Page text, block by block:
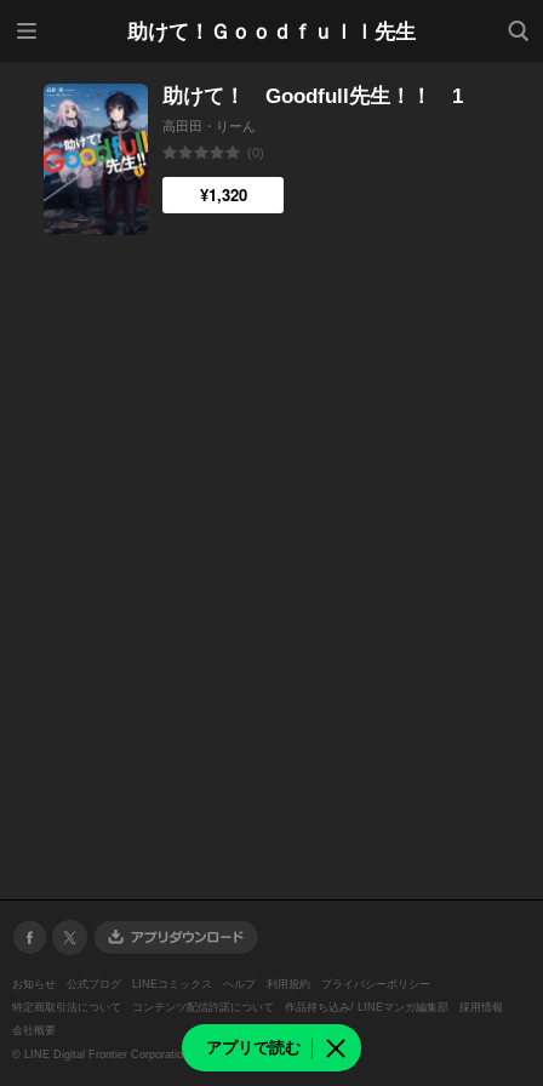
助けて！Ｇｏｏｄｆｕｌｌ先生
検索
アプリで読む
助けて！ Goodfull先生！！ 1
高田田・りーん
(0)
¥1,320
お知らせ 公式ブログ LINEコミックス ヘルプ 利用規約
プライバシーポリシー
特定商取引法について
コンテンツ配信許諾について 作品持ち込み/ LINEマンガ編集部
採用情報
会社概要
© LINE Digital Frontier Corporation